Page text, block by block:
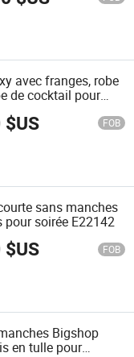
avec franges, robe
de cocktail pour
$US FOB
sans manches
soirée E22142
$US FOB
Bigshop
en tulle pour